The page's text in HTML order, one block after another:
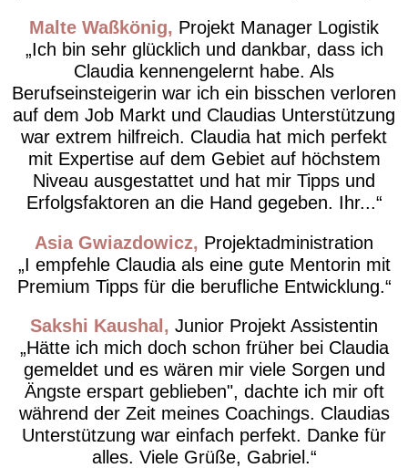
Malte Waßkönig
Projekt Manager Logistik
Ich bin sehr glücklich und dankbar, dass ich
Claudia kennengelernt habe. Als
Berufseinsteigerin war ich ein bisschen verloren
auf dem Job Markt und Claudias Unterstützung
war extrem hilfreich. Claudia hat mich perfekt
mit Expertise auf dem Gebiet auf höchstem
Niveau ausgestattet und hat mir Tipps und
Erfolgsfaktoren an die Hand gegeben. Ihr...
Asia Gwiazdowicz Projektadministration
I empfehle Claudia als eine gute Mentorin mit
Premium Tipps für die berufliche Entwicklung.
Sakshi Kaushal
Junior Projekt Assistentin
Hätte ich mich doch schon früher bei Claudia
gemeldet und es wären mir viele Sorgen und
Ängste erspart geblieben", dachte ich mir oft
während der Zeit meines Coachings. Claudias
Unterstützung war einfach perfekt. Danke für
alles. Viele Grüße, Gabriel.